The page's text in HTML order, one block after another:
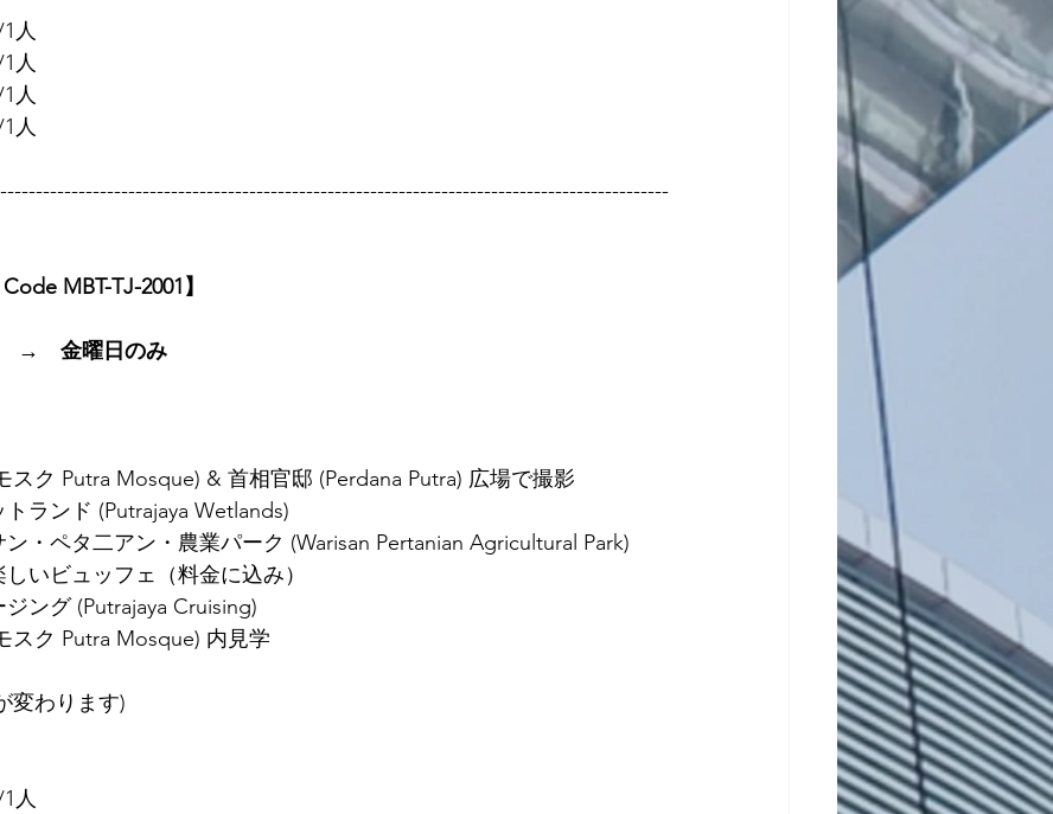
人
人
人
人
MBT-TJ-2001】
→　金曜日のみ
スク Putra Mosque) & 首相官邸 (Perdana Putra) 広場で撮影
ランド (Putrajaya Wetlands)
・ペタ二アン・農業パーク (Warisan Pertanian Agricultural Park)
いビュッフェ（料金に込み）
ング (Putrajaya Cruising)
スク Putra Mosque) 内見学
変わります)
人